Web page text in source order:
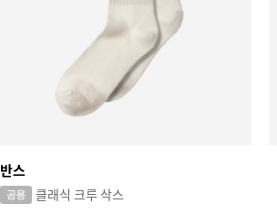
반스
클래식 크루 삭스